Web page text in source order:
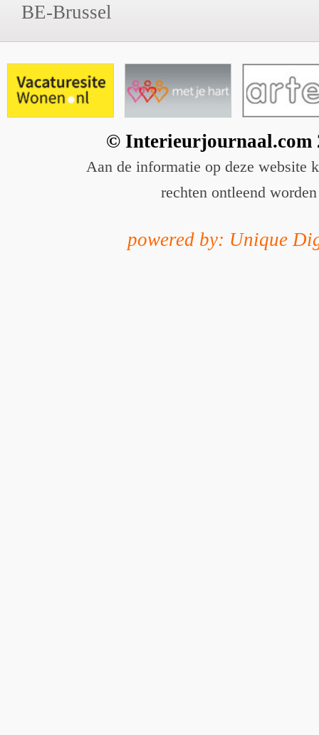
BE-Brussel
© Interieurjournaal.com
Aan de informatie op deze website
rechten ontleend worden
powered by: Unique